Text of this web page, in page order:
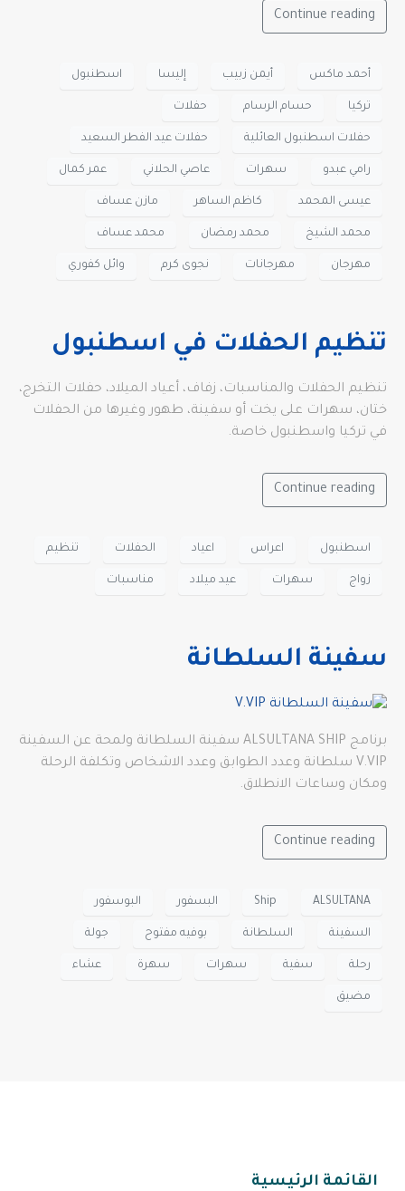
Continue reading
أحمد ماكس أيمن زبيب إليسا اسطنبول
تركيا حسام الرسام حفلات
حفلات اسطنبول العائلية حفلات عيد الفطر السعيد
رامي عبدو سهرات عاصي الحلاني عمر كمال
عيسى المحمد كاظم الساهر مازن عساف
محمد الشيخ محمد رمضان محمد عساف
مهرجان مهرجانات نجوى كرم وائل كفوري
تنظيم الحفلات في اسطنبول
تنظيم الحفلات والمناسبات، زفاف، أعياد الميلاد، حفلات التخرج،
ختان، سهرات على يخت أو سفينة، طهور وغيرها من الحفلات
في تركيا واسطنبول خاصة.
Continue reading
اسطنبول اعراس اعياد الحفلات تنظيم
زواج سهرات عيد ميلاد مناسبات
سفينة السلطانة
برنامج ALSULTANA SHIP سفينة السلطانة ولمحة عن السفينة
V.VIP سلطانة وعدد الطوابق وعدد الاشخاص وتكلفة الرحلة
ومكان وساعات الانطلاق.
Continue reading
ALSULTANA
Ship البسفور البوسفور
السفينة السلطانة بوفيه مفتوح جولة
رحلة سفية سهرات سهرة عشاء
مضيق
القائمة الرئيسية